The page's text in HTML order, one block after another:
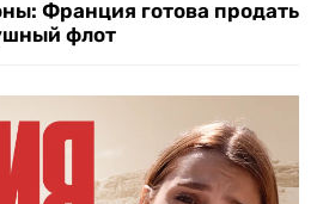
Франция готова продать
флот